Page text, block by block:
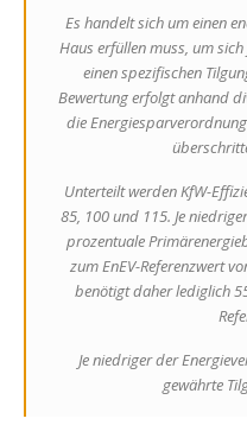
Es handelt sich um einen
Haus erfüllen muss, um
einen spezifischen
Bewertung erfolgt anhand
die
Unterteilt werden KfW-
85, 100 und 115. Je
prozentuale
zum EnEV-Referenzwert
benötigt daher lediglich
Je niedriger der
gewährte